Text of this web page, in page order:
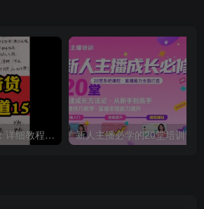
2025抖音图文带货：详细教程，账号装修定位，素材获取技巧，挂车变现方法…